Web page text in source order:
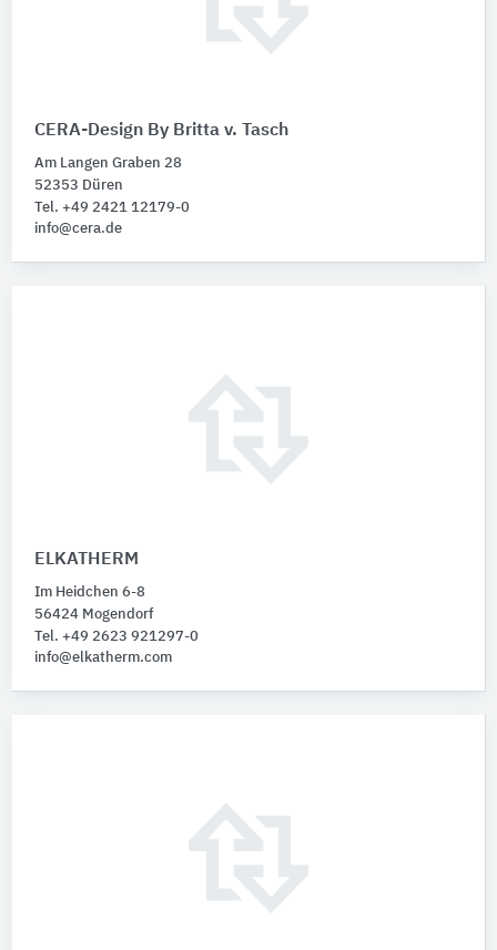
CERA-Design By Britta v. Tasch
Am Langen Graben 28
52353 Düren
Tel. +49 2421 12179-0
info@cera.de
ELKATHERM
Im Heidchen 6-8
56424 Mogendorf
Tel. +49 2623 921297-0
info@elkatherm.com